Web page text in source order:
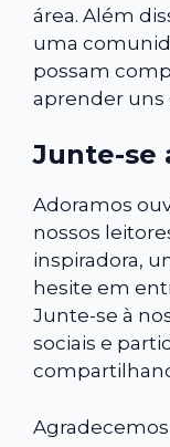
área. Além
uma
possam
aprender uns
Junte-se
Adoramos
nossos
inspiradora,
hesite em
Junte-se à
sociais e